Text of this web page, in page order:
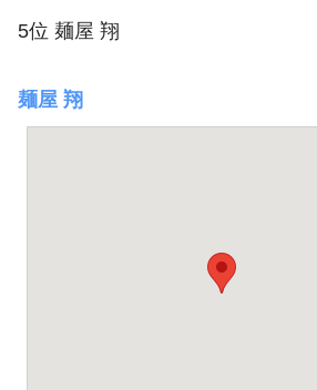
5位 麺屋 翔
麺屋 翔